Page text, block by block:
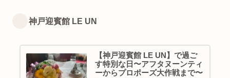
神戸迎賓館 LE UN
【神戸迎賓館 LE UN】で過ご
す特別な日〜アフタヌーンティ
ーからプロポーズ大作戦まで〜